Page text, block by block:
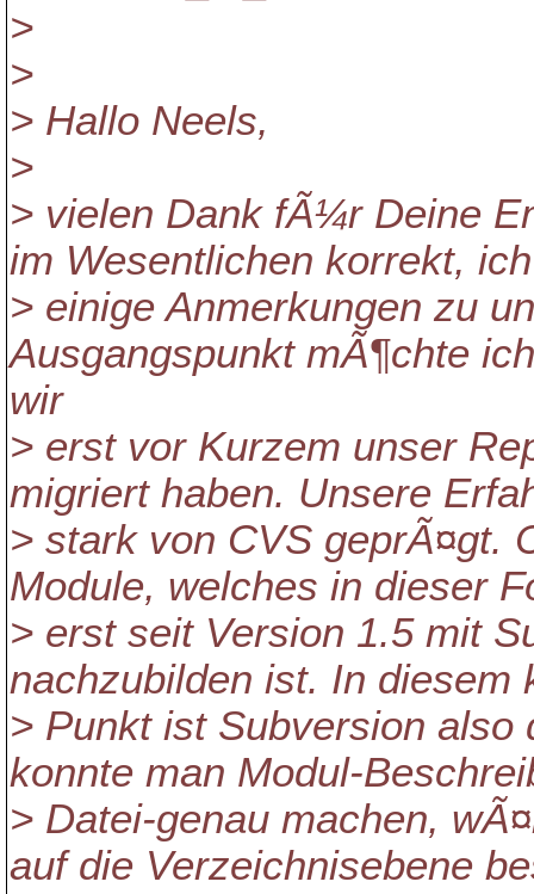
>
>
> Hallo Neels,
>
> vielen Dank fÃ¼r Deine
im Wesentlichen korrekt,
> einige Anmerkungen zu
Ausgangspunkt mÃ¶chte
wir
> erst vor Kurzem unser
migriert haben. Unsere
> stark von CVS geprÃ¤gt.
Module, welches in dieser
> erst seit Version 1.5 mit
nachzubilden ist. In diesem
> Punkt ist Subversion
konnte man Modul-
> Datei-genau machen,
auf die Verzeichnisebene